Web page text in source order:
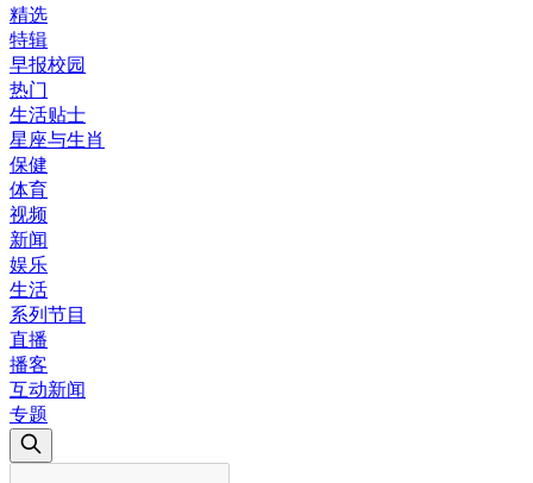
精选
特辑
早报校园
热门
生活贴士
星座与生肖
保健
体育
视频
新闻
娱乐
生活
系列节目
直播
播客
互动新闻
专题